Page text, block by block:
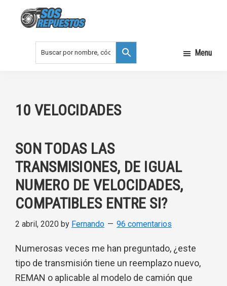
navegación
REPUESTOS
Menu
10 VELOCIDADES
SON TODAS LAS
TRANSMISIONES, DE IGUAL
NUMERO DE VELOCIDADES,
COMPATIBLES ENTRE SI?
2 abril, 2020 by Fernando 96 comentarios
Numerosas veces me han preguntado, ¿este
tipo de transmisión tiene un reemplazo nuevo,
REMAN o aplicable al modelo de camión que